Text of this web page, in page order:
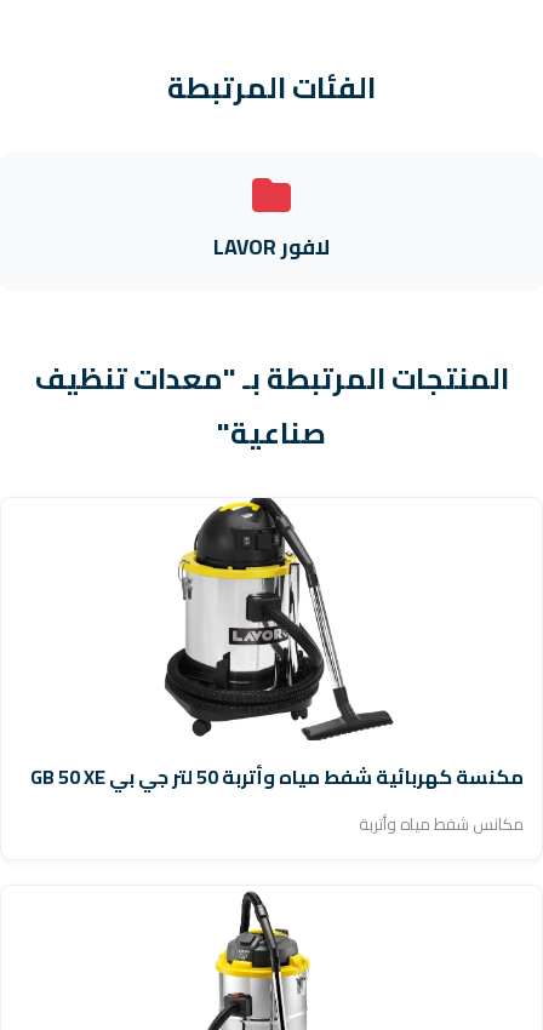
الفئات المرتبطة
لافور LAVOR
المنتجات المرتبطة بـ "معدات تنظيف
صناعية"
مكنسة كهربائية شفط مياه وأتربة 50 لتر جي بي GB 50 XE
مكانس شفط مياه وأتربة